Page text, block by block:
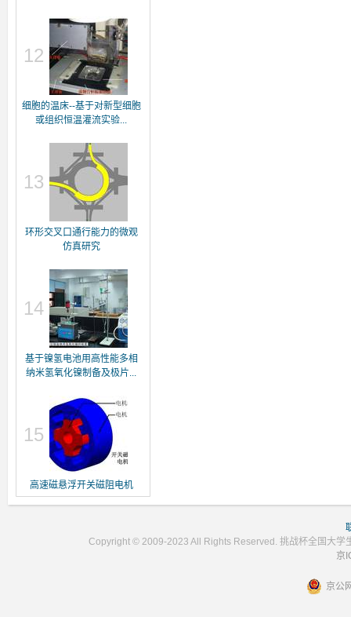
12
细胞的温床--基于对新型细胞
或组织恒温灌流实验...
13
环形交叉口通行能力的微观
仿真研究
14
基于镍氢电池用高性能多相
纳米氢氧化镍制备及极片...
15
高速磁悬浮开关磁阻电机
Copyright © 2009-2023 All Rights Reserved. 挑战杯全国大学
京
京公